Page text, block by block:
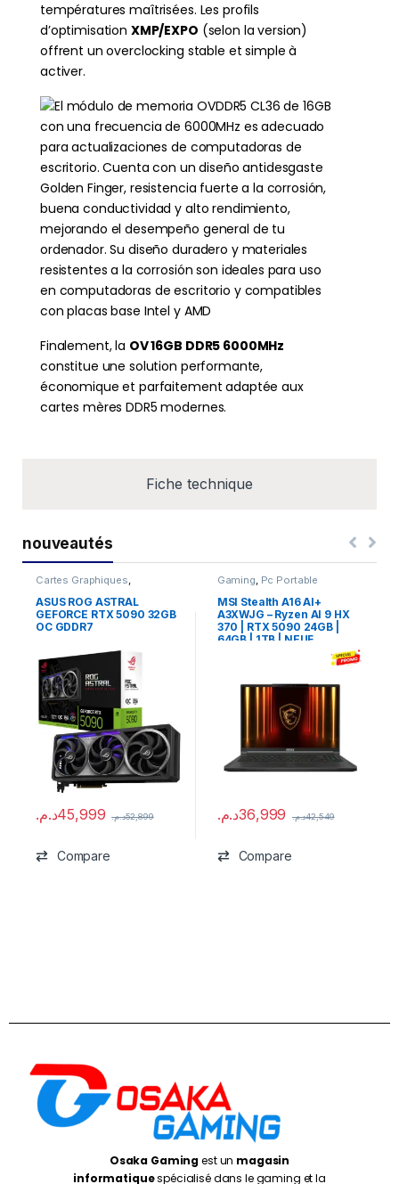
Fiche technique
températures maîtrisées. Les profils
d’optimisation XMP/EXPO (selon la version)
offrent un overclocking stable et simple à
activer.
Finalement, la OV 16GB DDR5 6000MHz
constitue une solution performante,
économique et parfaitement adaptée aux
cartes mères DDR5 modernes.
nouveautés
Cartes Graphiques,
ASUS ROG ASTRAL
GEFORCE RTX 5090 32GB
OC GDDR7
45,999د.م. 52,899د.م.
Compare
Gaming, Pc Portable
MSI Stealth A16 AI+
A3XWJG – Ryzen AI 9 HX
370 | RTX 5090 24GB |
64GB | 1TB | NEUF
36,999د.م. 42,549د.م.
Compare
Osaka Gamingest un magasin
informatiquespécialisé dans le gaming et la